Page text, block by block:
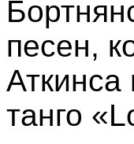
песен,
танго